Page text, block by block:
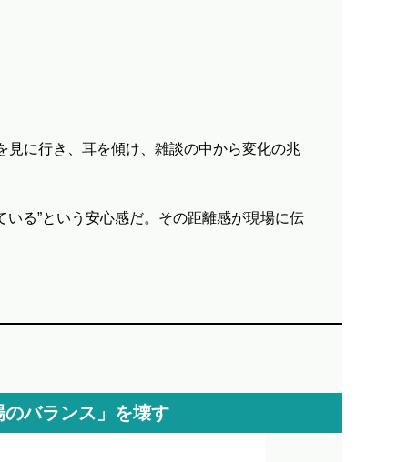
に行き、耳を傾け、雑談の中から変化の兆
いる”という安心感だ。その距離感が現場に伝
バランス」を壊す